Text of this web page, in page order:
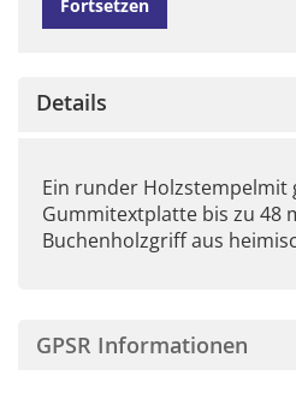
Fortsetzen
Details
Ein runder Holzstempelmit
Gummitextplatte bis zu 48
Buchenholzgriff aus
GPSR Informationen